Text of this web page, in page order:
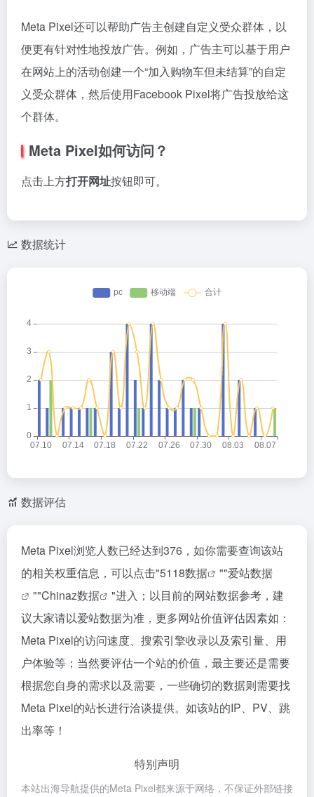
Meta Pixel还可以帮助广告主创建自定义受众群体，以
便更有针对性地投放广告。例如，广告主可以基于用户
在网站上的活动创建一个“加入购物车但未结算”的自定
义受众群体，然后使用Facebook Pixel将广告投放给这
个群体。
Meta Pixel如何访问？
点击上方打开网址按钮即可。
数据统计
数据评估
Meta Pixel浏览人数已经达到376，如你需要查询该站
的相关权重信息，可以点击"5118数据 ""爱站数据
""Chinaz数据
"进入；以目前的网站数据参考，建
议大家请以爱站数据为准，更多网站价值评估因素如：
Meta Pixel的访问速度、搜索引擎收录以及索引量、用
户体验等；当然要评估一个站的价值，最主要还是需要
根据您自身的需求以及需要，一些确切的数据则需要找
Meta Pixel的站长进行洽谈提供。如该站的IP、PV、跳
出率等！
特别声明
本站出海导航提供的Meta Pixel都来源于网络，不保证外部链接